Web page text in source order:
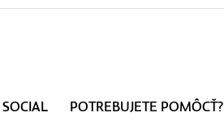
POTREBUJETE POMÔCŤ?